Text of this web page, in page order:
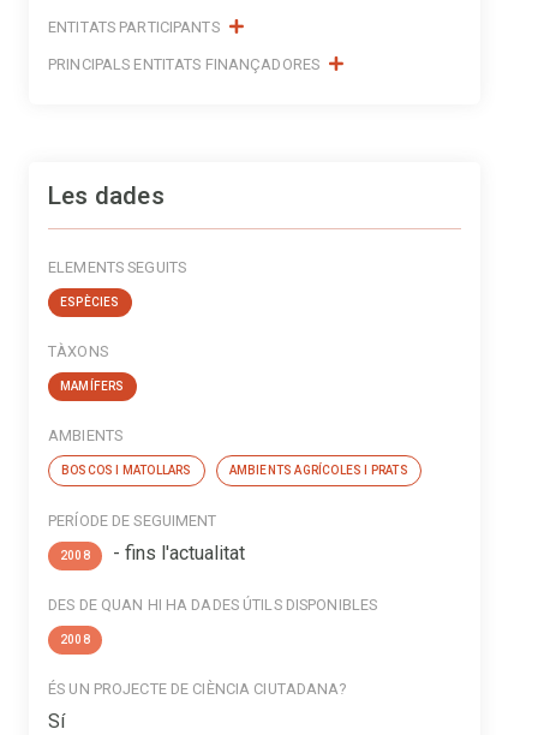
ENTITATS PARTICIPANTS
PRINCIPALS ENTITATS FINANÇADORES
Les dades
ELEMENTS SEGUITS
ESPÈCIES
TÀXONS
MAMÍFERS
AMBIENTS
BOSCOS I MATOLLARS AMBIENTS AGRÍCOLES I PRATS
PERÍODE DE SEGUIMENT
2008 - fins l'actualitat
DES DE QUAN HI HA DADES ÚTILS DISPONIBLES
2008
ÉS UN PROJECTE DE CIÈNCIA CIUTADANA?
Sí